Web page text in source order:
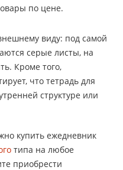
по цене.
виду: под самой
серые листы, на
Кроме того,
что тетрадь для
структуре или
купить ежедневник
типа на любое
приобрести